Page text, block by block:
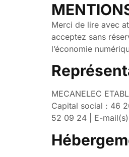
Merci de lire avec
acceptez sans
l’économie
MECANELEC
Capital social : 46
52 09 24 | E-